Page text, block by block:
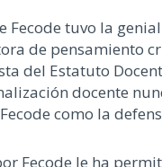
Fecode tuvo la
de pensamiento
del Estatuto
docente
como la
Fecode le ha